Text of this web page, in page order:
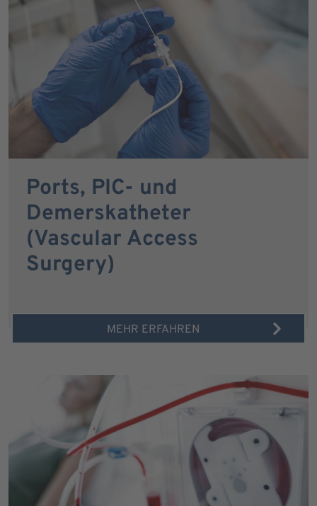
Ports, PIC- und
Demerskatheter
(Vascular Access
Surgery)
MEHR ERFAHREN